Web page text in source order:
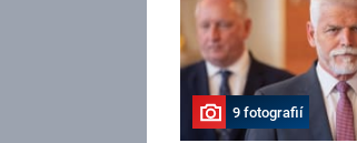
9 fotografií